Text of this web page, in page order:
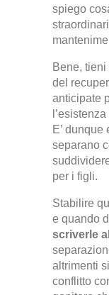
spiego
Bene,
del
anticipate
E’
separano
per i figli.
Stabilire
e quando
scriverle
altrimenti
conflitto